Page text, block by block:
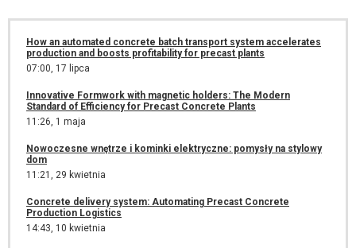
How an automated concrete batch transport system accelerates
production and boosts profitability for precast plants
07:00, 17 lipca
Innovative Formwork with magnetic holders: The Modern
Standard of Efficiency for Precast Concrete Plants
11:26, 1 maja
Nowoczesne wnętrze i kominki elektryczne: pomysły na stylowy
dom
11:21, 29 kwietnia
Concrete delivery system: Automating Precast Concrete
Production Logistics
14:43, 10 kwietnia